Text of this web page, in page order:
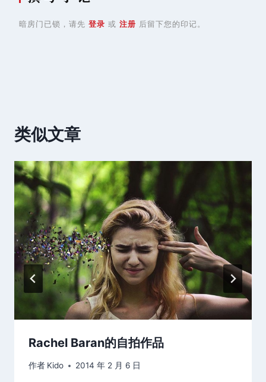
暗房门已锁，请先 登录 或 注册 后留下您的印记。
类似文章
Rachel Baran的自拍作品
作者 Kido 2014 年 2 月 6 日